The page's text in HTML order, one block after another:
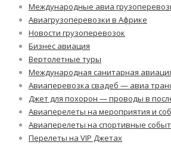
Международные авиа
Авиагрузоперевозки в Африке
Новости грузоперевозок
Бизнес авиация
Вертолетные туры
Международная санитарная
Авиаперевозка свадеб — авиа
Джет для похорон — проводы в
Авиаперелеты на мероприятия и
Авиаперелеты на спортивные
Перелеты на VIP Джетах